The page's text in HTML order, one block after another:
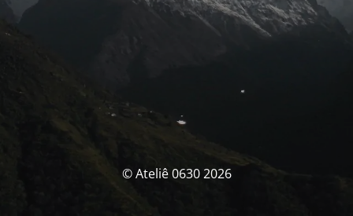
© Ateliê 0630 2026